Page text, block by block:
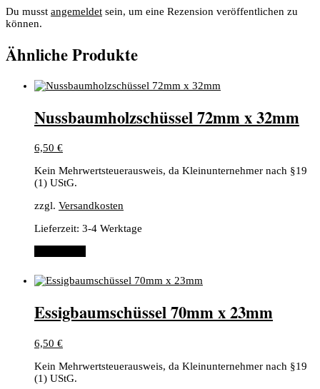
Du musst angemeldet sein, um eine Rezension veröffentlichen zu
können.
Ähnliche Produkte
Nussbaumholzschüssel 72mm x 32mm
6,50 €
Kein Mehrwertsteuerausweis, da Kleinunternehmer nach §19
(1) UStG.
zzgl. Versandkosten
Lieferzeit: 3-4 Werktage
Essigbaumschüssel 70mm x 23mm
6,50 €
Kein Mehrwertsteuerausweis, da Kleinunternehmer nach §19
(1) UStG.